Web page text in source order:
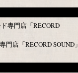
店「RECORD SOUND」